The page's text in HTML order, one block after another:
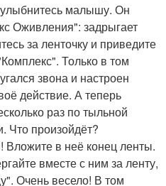
улыбнитесь малышу. Он
Оживления": задрыгает
за ленточку и приведите
Только в том
звона и настроен
действие. А теперь
раз по тыльной
Что произойдёт?
Вложите в неё конец ленты.
вместе с ним за ленту,
Очень весело! В том